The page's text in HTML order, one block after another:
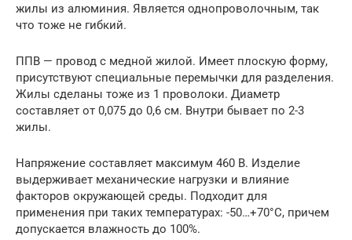
жилы из алюминия. Является однопроволочным, так
что тоже не гибкий.
ППВ — провод с медной жилой. Имеет плоскую форму,
присутствуют специальные перемычки для разделения.
Жилы сделаны тоже из 1 проволоки. Диаметр
составляет от 0,075 до 0,6 см. Внутри бывает по 2-3
жилы.
Напряжение составляет максимум 460 В. Изделие
выдерживает механические нагрузки и влияние
факторов окружающей среды. Подходит для
применения при таких температурах: -50…+70°С, причем
допускается влажность до 100%.